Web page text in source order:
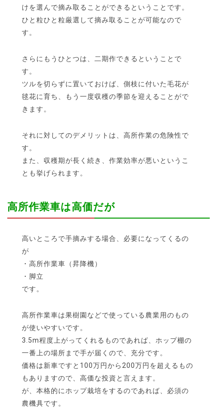
けを選んで摘み取ることができるということです。
ひと粒ひと粒厳選して摘み取ることが可能なので
す。
さらにもうひとつは、二期作できるということで
す。
ツルを切らずに置いておけば、側枝に付いた毛花が
毬花に育ち、もう一度収穫の季節を迎えることがで
きます。
それに対してのデメリットは、高所作業の危険性で
す。
また、収穫期が長く続き、作業効率が悪いというこ
とも挙げられます。
高所作業車は高価だが
高いところで手摘みする場合、必要になってくるの
が
・高所作業車（昇降機）
・脚立
です。
高所作業車は果樹園などで使っている農業用のもの
が使いやすいです。
3.5m程度上がってくれるものであれば、ホップ棚の
一番上の場所まで手が届くので、充分です。
価格は新車ですと100万円から200万円を超えるもの
もありますので、高価な投資と言えます。
が、本格的にホップ栽培をするのであれば、必須の
農機具です。